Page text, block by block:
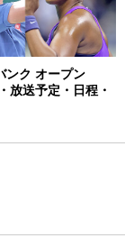
ンク オープン
放送予定・日程・